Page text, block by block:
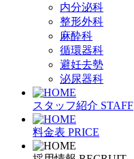
内分泌科
整形外科
麻酔科
循環器科
避妊去勢
泌尿器科
スタッフ紹介 STAFF
料金表 PRICE